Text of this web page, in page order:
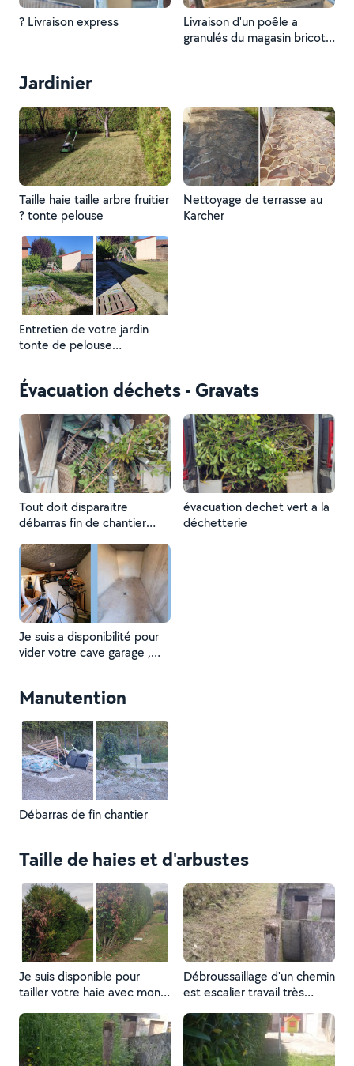
? Livraison express
Livraison d'un poêle a
granulés du magasin bricot
Jardinier
Taille haie taille arbre fruitier
? tonte pelouse
Nettoyage de terrasse au
Karcher
Entretien de votre jardin
tonte de pelouse
Évacuation déchets - Gravats
Tout doit disparaitre
débarras fin de chantier
évacuation dechet vert a la
déchetterie
Je suis a disponibilité pour
vider votre cave garage ,
Manutention
Débarras de fin chantier
Taille de haies et d'arbustes
Je suis disponible pour
tailler votre haie avec mon
débarrasser les déchets
verts
Débroussaillage d'un chemin
est escalier travail très
des déchets vert a la
déchetterie